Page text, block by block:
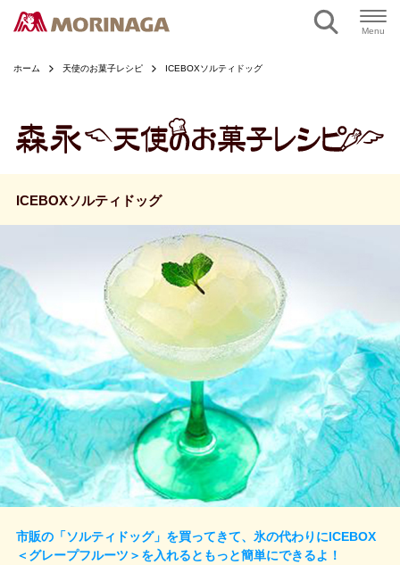
Menu
ホーム 天使のお菓子レシピ ICEBOXソルティドッグ
ICEBOXソルティドッグ
市販の「ソルティドッグ」を買ってきて、氷の代わりにICEBOX
＜グレープフルーツ＞を入れるともっと簡単にできるよ！